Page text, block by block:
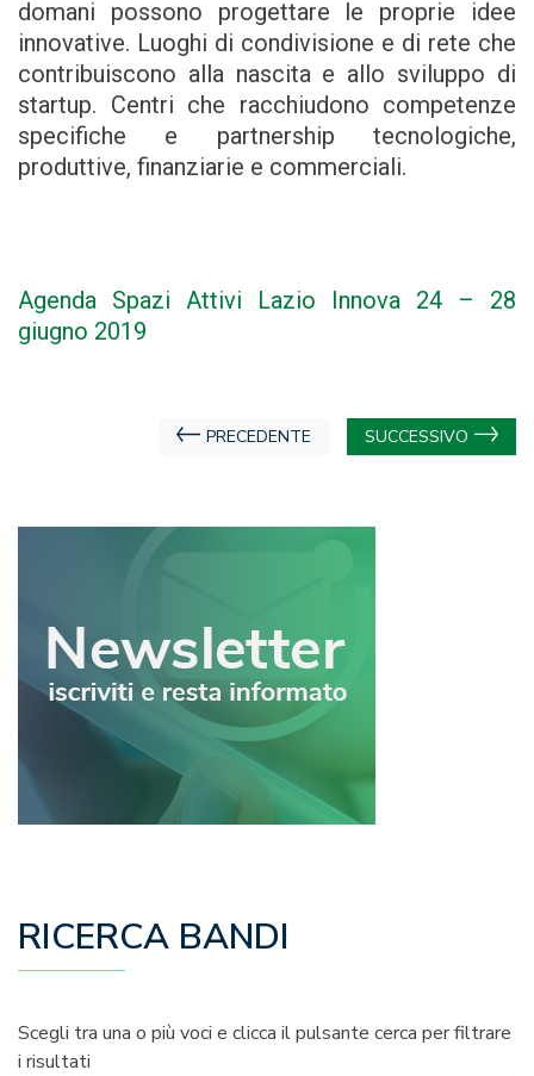
domani possono progettare le proprie idee
innovative. Luoghi di condivisione e di rete che
contribuiscono alla nascita e allo sviluppo di
startup. Centri che racchiudono competenze
specifiche e partnership tecnologiche,
produttive, finanziarie e commerciali.
Agenda Spazi Attivi Lazio Innova 24 – 28
giugno 2019
Navigazione
PRECEDENTE SUCCESSIVO
RICERCA BANDI
Scegli tra una o più voci e clicca il pulsante cerca per filtrare
i risultati